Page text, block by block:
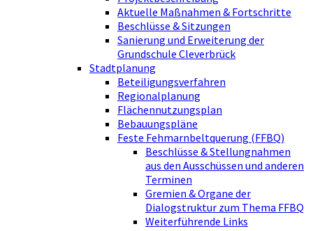
Aktuelle Maßnahmen & Fortschritte
Beschlüsse & Sitzungen
Sanierung und Erweiterung der
Grundschule Cleverbrück
Stadtplanung
Beteiligungsverfahren
Regionalplanung
Flächennutzungsplan
Bebauungspläne
Feste Fehmarnbeltquerung (FFBQ)
Beschlüsse & Stellungnahmen
aus den Ausschüssen und anderen
Terminen
Gremien & Organe der
Dialogstruktur zum Thema FFBQ
Weiterführende Links